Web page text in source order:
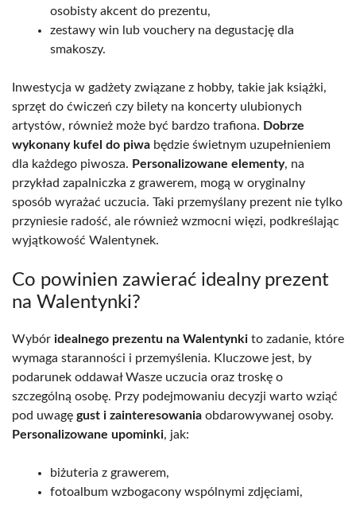
osobisty akcent do prezentu,
zestawy win lub vouchery na degustację dla
smakoszy.
Inwestycja w gadżety związane z hobby, takie jak książki,
sprzęt do ćwiczeń czy bilety na koncerty ulubionych
artystów, również może być bardzo trafiona. Dobrze
wykonany kufel do piwa będzie świetnym uzupełnieniem
dla każdego piwosza. Personalizowane elementy, na
przykład zapalniczka z grawerem, mogą w oryginalny
sposób wyrażać uczucia. Taki przemyślany prezent nie tylko
przyniesie radość, ale również wzmocni więzi, podkreślając
wyjątkowość Walentynek.
Co powinien zawierać idealny prezent
na Walentynki?
Wybór idealnego prezentu na Walentynki to zadanie, które
wymaga staranności i przemyślenia. Kluczowe jest, by
podarunek oddawał Wasze uczucia oraz troskę o
szczególną osobę. Przy podejmowaniu decyzji warto wziąć
pod uwagę gust i zainteresowania obdarowywanej osoby.
Personalizowane upominki, jak:
biżuteria z grawerem,
fotoalbum wzbogacony wspólnymi zdjęciami,